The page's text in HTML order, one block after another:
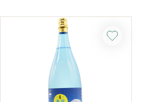
楽しめる人気の逸品です。
軽い飲み口×しっかり旨み、毎日
の晩酌に最適な、やや辛口の飲み
飽きしない味わいです。
冷やしても燗でもおいしく、アウ
トドアにもぴったりの200ml飲み